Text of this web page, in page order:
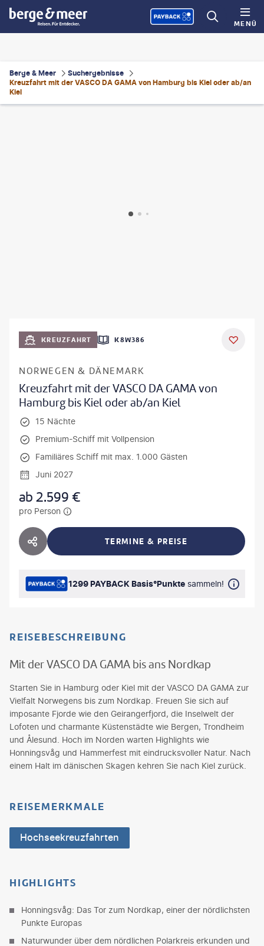
MENÜ
Berge & Meer
Suchergebnisse
Kreuzfahrt mit der VASCO DA GAMA von Hamburg bis Kiel oder ab/an
Kiel
KREUZFAHRT K8W386
NORWEGEN & DÄNEMARK
Kreuzfahrt mit der VASCO DA GAMA von
Hamburg bis Kiel oder ab/an Kiel
15 Nächte
Premium-Schiff mit Vollpension
Familiäres Schiff mit max. 1.000 Gästen
Juni 2027
ab2.599 €
pro Person
HOTEL TEILEN TERMINE & PREISE
1299 PAYBACK Basis°Punkte sammeln!
REISEBESCHREIBUNG
Mit der VASCO DA GAMA bis ans Nordkap
Starten Sie in Hamburg oder Kiel mit der VASCO DA GAMA zur
Vielfalt Norwegens bis zum Nordkap. Freuen Sie sich auf
imposante Fjorde wie den Geirangerfjord, die Inselwelt der
Lofoten und charmante Küstenstädte wie Bergen, Trondheim
und Ålesund. Hoch im Norden warten Highlights wie
Honningsvåg und Hammerfest mit eindrucksvoller Natur. Nach
einem Halt im dänischen Skagen kehren Sie nach Kiel zurück.
REISEMERKMALE
Hochseekreuzfahrten
HIGHLIGHTS
Honningsvåg: Das Tor zum Nordkap, einer der nördlichsten
Punkte Europas
Naturwunder über dem nördlichen Polarkreis erkunden und